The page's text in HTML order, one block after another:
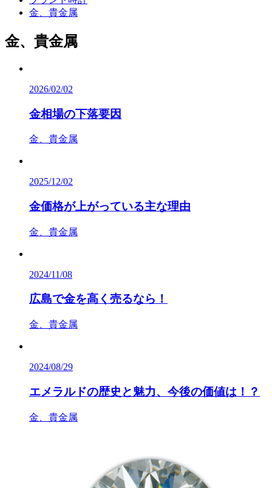
金、貴金属
金、貴金属
2026/02/02
金相場の下落要因
金、貴金属
2025/12/02
金価格が上がっている主な理由
金、貴金属
2024/11/08
広島で金を高く売るなら！
金、貴金属
2024/08/29
エメラルドの歴史と魅力、今後の価値は！？
金、貴金属